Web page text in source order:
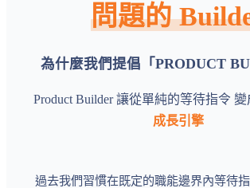
問題的
為什麼我們提倡「PRODUCT
Product Builder 讓從單純的等待指令 變
成長引擎
過去我們習慣在既定的職能邊界內等待